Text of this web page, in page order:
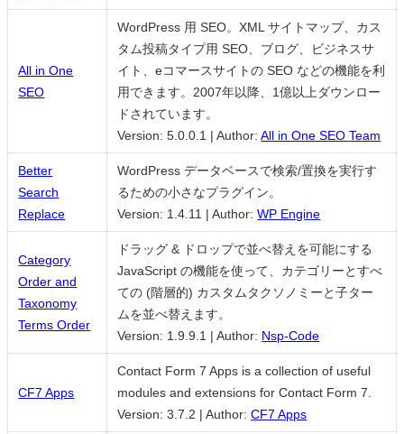
All in One
SEO
WordPress 用 SEO。XML サイトマップ、カス
タム投稿タイプ用 SEO、ブログ、ビジネスサ
イト、eコマースサイトの SEO などの機能を利
用できます。2007年以降、1億以上ダウンロー
ドされています。
Version: 5.0.0.1 |Author:All in One SEO Team
Better
Search
Replace
WordPress データベースで検索/置換を実行す
るための小さなプラグイン。
Version: 1.4.11 |Author:WP Engine
Category
Order and
Taxonomy
Terms Order
ドラッグ & ドロップで並べ替えを可能にする
JavaScript の機能を使って、カテゴリーとすべ
ての (階層的) カスタムタクソノミーと子ター
ムを並べ替えます。
Version: 1.9.9.1 |Author: Nsp-Code
CF7 Apps
Contact Form 7 Apps is a collection of useful
modules and extensions for Contact Form 7.
Version: 3.7.2 |Author:CF7 Apps